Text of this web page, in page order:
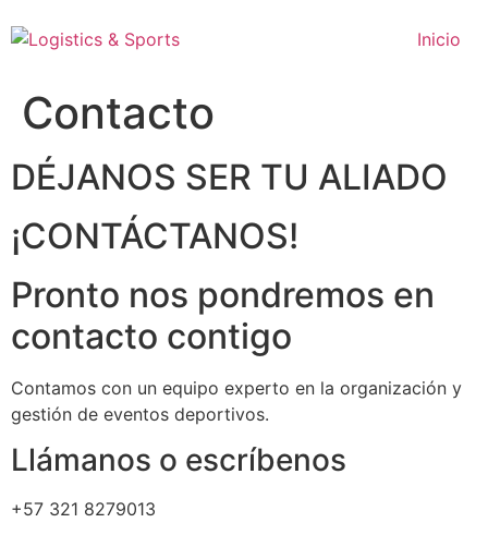
al
Inicio
Contacto
DÉJANOS SER TU ALIADO
¡CONTÁCTANOS!
Pronto nos pondremos en
contacto contigo
Contamos con un equipo experto en la organización y
gestión de eventos deportivos.
Llámanos o escríbenos
+57 321 8279013